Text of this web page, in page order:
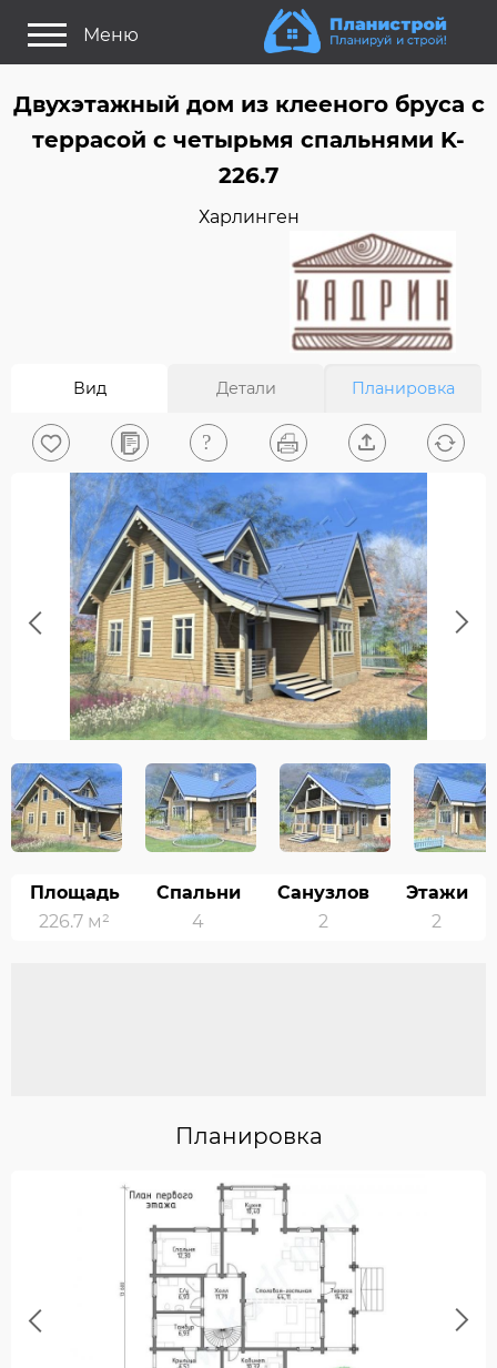
Меню
Как выбрать планировку?
Задайте Ваш вопрос
Вход/Регистрация
Двухэтажный дом из клееного бруса c
террасой с четырьмя спальнями K-
226.7
Харлинген
Вид Детали Планировка
Previous Next
Площадь
226.7 м²
Спальни
4
Санузлов
2
Этажи
2
Планировка
Previous Next